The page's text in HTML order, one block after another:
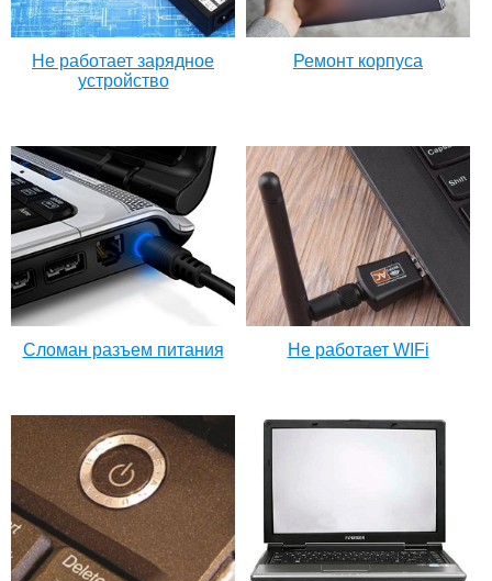
Не работает зарядное
устройство
Ремонт корпуса
Сломан разъем питания Не работает WIFi